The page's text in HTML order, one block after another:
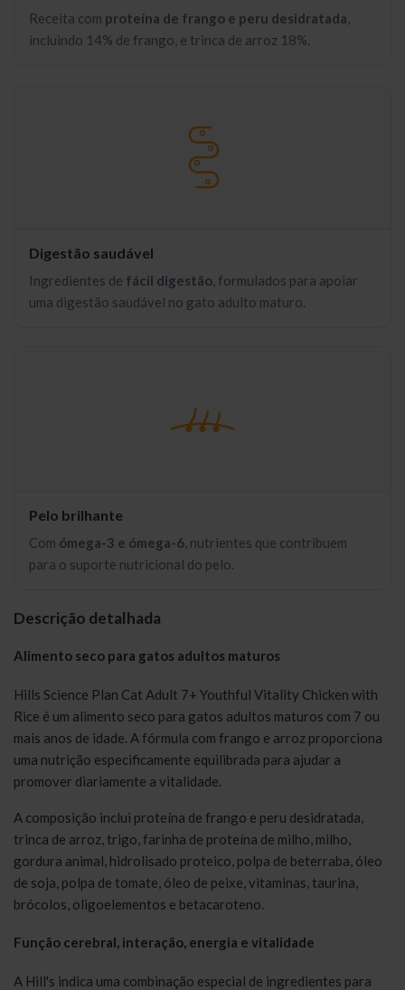
Receita com proteína de frango e peru desidratada
incluindo 14% de frango, e trinca de arroz 18%.
Digestão saudável
Ingredientes de fácil digestão , formulados para apoiar
uma digestão saudável no gato adulto maturo.
Pelo brilhante
Com ómega-3 e ómega-6 , nutrientes que contribuem
para o suporte nutricional do pelo.
Descrição detalhada
Alimento seco para gatos adultos maturos
Hills Science Plan Cat Adult 7+ Youthful Vitality Chicken with
Rice é um alimento seco para gatos adultos maturos com 7 ou
mais anos de idade. A fórmula com frango e arroz proporciona
uma nutrição especificamente equilibrada para ajudar a
promover diariamente a vitalidade.
A composição inclui proteína de frango e peru desidratada,
trinca de arroz, trigo, farinha de proteína de milho, milho,
gordura animal, hidrolisado proteico, polpa de beterraba, óleo
de soja, polpa de tomate, óleo de peixe, vitaminas, taurina,
brócolos, oligoelementos e betacaroteno.
Função cerebral, interação, energia e vitalidade
A Hill's indica uma combinação especial de ingredientes para